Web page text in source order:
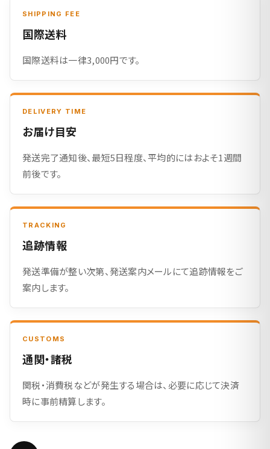
SHIPPING FEE
国際送料
国際送料は一律3,000円です。
DELIVERY TIME
お届け目安
発送完了通知後、最短5日程度、平均的にはおよそ1週間
前後です。
TRACKING
追跡情報
発送準備が整い次第、発送案内メールにて追跡情報をご
案内します。
CUSTOMS
通関・諸税
関税・消費税などが発生する場合は、必要に応じて決済
時に事前精算します。